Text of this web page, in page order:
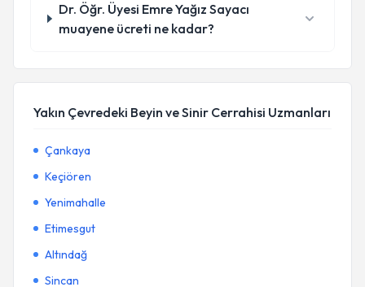
Dr. Öğr. Üyesi Emre Yağız Sayacı
muayene ücreti ne kadar?
Yakın Çevredeki Beyin ve Sinir Cerrahisi Uzmanları
Çankaya
Keçiören
Yenimahalle
Etimesgut
Altındağ
Sincan